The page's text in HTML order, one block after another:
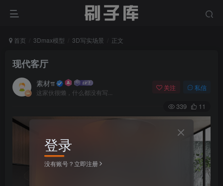
首页 3Dmax模型 3D写实场景 正文
现代客厅
素材π
这家伙很懒，什么都没有写...
关注 私信
339 11
登录
没有账号？立即注册